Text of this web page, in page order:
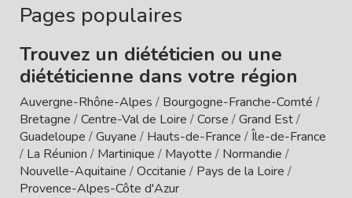
Pages populaires
Trouvez un diététicien ou une
diététicienne dans votre région
Auvergne-Rhône-Alpes / Bourgogne-Franche-Comté /
Bretagne /Centre-Val de Loire /Corse /Grand Est/
Guadeloupe /Guyane / Hauts-de-France /Île-de-France
/ La Réunion / Martinique / Mayotte / Normandie /
Nouvelle-Aquitaine /Occitanie / Pays de la Loire /
Provence-Alpes-Côte d'Azur